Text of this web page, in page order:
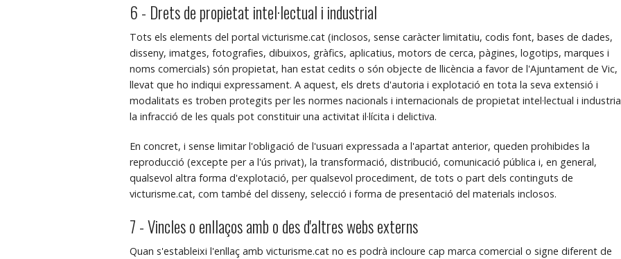
6 - Drets de propietat intel·lectual i industrial
Tots els elements del portal victurisme.cat (inclosos, sense caràcter limitatiu, codis font, bases de dades,
disseny, imatges, fotografies, dibuixos, gràfics, aplicatius, motors de cerca, pàgines, logotips, marques i
noms comercials) són propietat, han estat cedits o són objecte de llicència a favor de l'Ajuntament de Vic,
llevat que ho indiqui expressament. A aquest, els drets d'autoria i explotació en tota la seva extensió i
modalitats es troben protegits per les normes nacionals i internacionals de propietat intel·lectual i
la infracció de les quals pot constituir una activitat il·lícita i delictiva.
En concret, i sense limitar l'obligació de l'usuari expressada a l'apartat anterior, queden prohibides la
reproducció (excepte per a l'ús privat), la transformació, distribució, comunicació pública i, en general,
qualsevol altra forma d'explotació, per qualsevol procediment, de tots o part dels continguts de
victurisme.cat, com també del disseny, selecció i forma de presentació del materials inclosos.
7 - Vincles o enllaços amb o des d'altres webs externs
Quan s'estableixi l'enllaç amb victurisme.cat no es podrà incloure cap marca comercial o signe diferent de